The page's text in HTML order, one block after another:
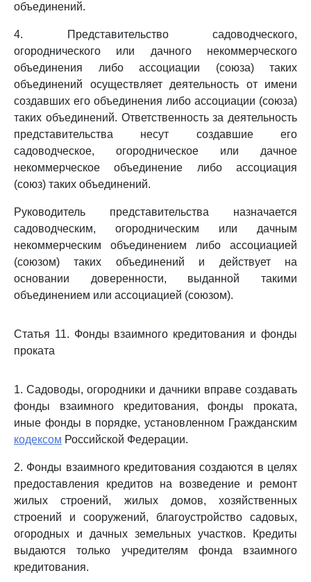
объединений.
4. Представительство садоводческого,
огороднического или дачного некоммерческого
объединения либо ассоциации (союза) таких
объединений осуществляет деятельность от имени
создавших его объединения либо ассоциации (союза)
таких объединений. Ответственность за деятельность
представительства несут создавшие его
садоводческое, огородническое или дачное
некоммерческое объединение либо ассоциация
(союз) таких объединений.
Руководитель представительства назначается
садоводческим, огородническим или дачным
некоммерческим объединением либо ассоциацией
(союзом) таких объединений и действует на
основании доверенности, выданной такими
объединением или ассоциацией (союзом).
Статья 11. Фонды взаимного кредитования и фонды
проката
1. Садоводы, огородники и дачники вправе создавать
фонды взаимного кредитования, фонды проката,
иные фонды в порядке, установленном Гражданским
кодексом Российской Федерации.
2. Фонды взаимного кредитования создаются в целях
предоставления кредитов на возведение и ремонт
жилых строений, жилых домов, хозяйственных
строений и сооружений, благоустройство садовых,
огородных и дачных земельных участков. Кредиты
выдаются только учредителям фонда взаимного
кредитования.